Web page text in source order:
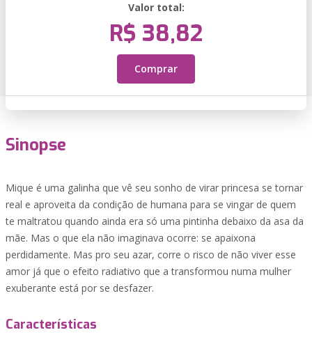
Valor total:
R$ 38,82
Comprar
Sinopse
Mique é uma galinha que vê seu sonho de virar princesa se tornar
real e aproveita da condição de humana para se vingar de quem
te maltratou quando ainda era só uma pintinha debaixo da asa da
mãe. Mas o que ela não imaginava ocorre: se apaixona
perdidamente. Mas pro seu azar, corre o risco de não viver esse
amor já que o efeito radiativo que a transformou numa mulher
exuberante está por se desfazer.
Características